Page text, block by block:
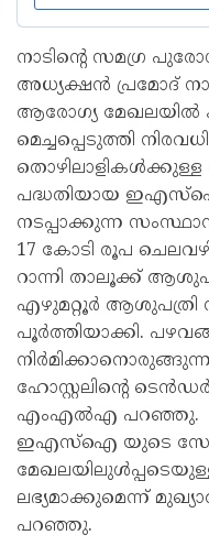
നാടിന്റെ സമഗ്ര
അധ്യക്ഷന്‍ പ്രമോദ്
ആരോഗ്യ മേഖലയില്‍
മെച്ചപ്പെടുത്തി
പദ്ധതിയായ ഇഎസ്‌ഐ
നടപ്പാക്കുന്ന
17 കോടി രൂപ
റാന്നി താലൂക്ക്
എഴുമറ്റൂര്‍ ആശുപത്രി
പൂര്‍ത്തിയാക്കി.
ഹോസ്റ്റലിന്റെ
എംഎല്‍എ പറഞ്ഞു.
ഇഎസ്‌ഐ യുടെ
ലഭ്യമാക്കുമെന്ന്
പറഞ്ഞു.